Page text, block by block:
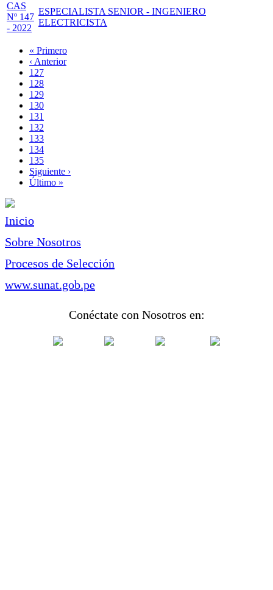
CAS
Nº 147
- 2022
ESPECIALISTA SENIOR - INGENIERO
ELECTRICISTA
Paginación
Primera
página
« Primero
Página
anterior
‹ Anterior
Page
127
Page
128
Page
129
Page
130
Página
actual
131
Page
132
Page
133
Page
134
Page
135
Siguiente
página
Siguiente ›
Última
Último »
Inicio
Sobre Nosotros
Procesos de Selección
www.sunat.gob.pe
Conéctate con Nosotros en: